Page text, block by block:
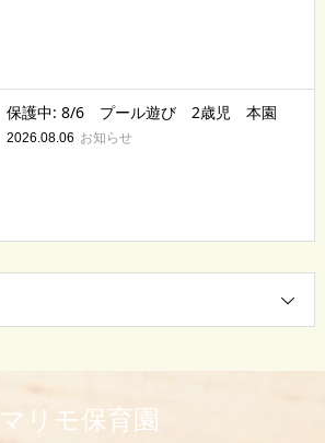
保護中: 8/6 プール遊び 2歳児 本園
2026.08.06 お知らせ
マリモ保育園